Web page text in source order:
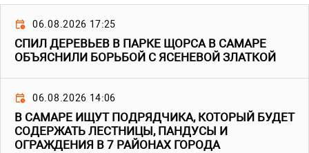
06.08.2026 17:25
СПИЛ ДЕРЕВЬЕВ В ПАРКЕ ЩОРСА В САМАРЕ
ОБЪЯСНИЛИ БОРЬБОЙ С ЯСЕНЕВОЙ ЗЛАТКОЙ
06.08.2026 14:06
В САМАРЕ ИЩУТ ПОДРЯДЧИКА, КОТОРЫЙ БУДЕТ
СОДЕРЖАТЬ ЛЕСТНИЦЫ, ПАНДУСЫ И
ОГРАЖДЕНИЯ В 7 РАЙОНАХ ГОРОДА